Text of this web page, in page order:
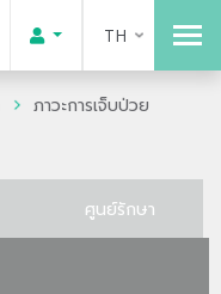
TH
ภาวะการเจ็บป่วย
ศูนย์รักษา